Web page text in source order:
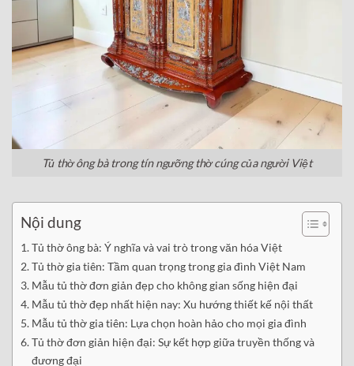
Tủ thờ ông bà trong tín ngưỡng thờ cúng của người Việt
Nội dung
Tủ thờ ông bà: Ý nghĩa và vai trò trong văn hóa Việt
Tủ thờ gia tiên: Tầm quan trọng trong gia đình Việt Nam
Mẫu tủ thờ đơn giản đẹp cho không gian sống hiện đại
Mẫu tủ thờ đẹp nhất hiện nay: Xu hướng thiết kế nội thất
Mẫu tủ thờ gia tiên: Lựa chọn hoàn hảo cho mọi gia đình
Tủ thờ đơn giản hiện đại: Sự kết hợp giữa truyền thống và
đương đại